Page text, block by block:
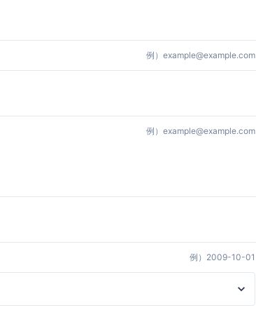
例） example@example.com
例） example@example.com
例） 2009-10-01